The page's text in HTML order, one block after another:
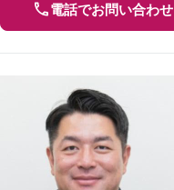
電話でお問い合わせ